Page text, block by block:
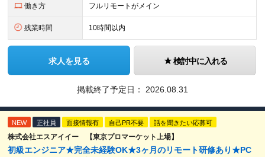
働き方 フルリモートがメイン
残業時間 10時間以内
求人を見る 検討中に入れる
掲載終了予定日： 2026.08.31
NEW 正社員 面接情報有 自己PR不要 話を聞きたい応募可
株式会社エスアイイー 【東京プロマーケット上場】
初級エンジニア★完全未経験OK★3ヶ月のリモート研修あり★PC